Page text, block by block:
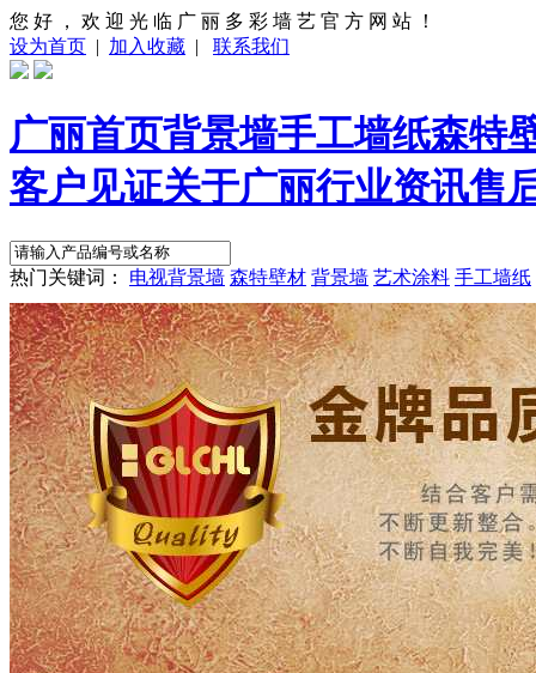
您 好 ， 欢 迎 光 临 广 丽 多 彩 墙 艺 官 方 网 站 ！
设为首页 | 加入收藏 | 联系我们
广丽首页背景墙手工墙纸森特
客户见证关于广丽行业资讯售
热门关键词： 电视背景墙 森特壁材 背景墙 艺术涂料 手工墙纸